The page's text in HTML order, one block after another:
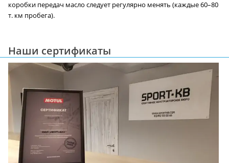
коробки передач масло следует регулярно менять (каждые 60–80
т. км пробега).
Наши сертификаты